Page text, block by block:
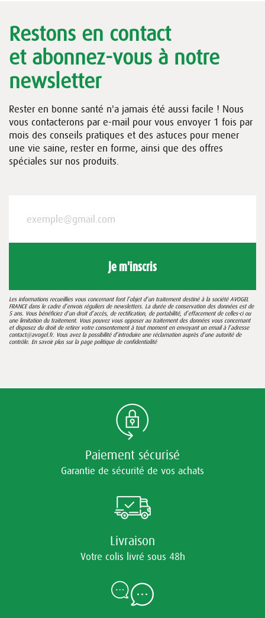
Restons en contact
et abonnez-vous à notre
newsletter
Rester en bonne santé n'a jamais été aussi facile ! Nous
vous contacterons par e-mail pour vous envoyer 1 fois par
mois des conseils pratiques et des astuces pour mener
une vie saine, rester en forme, ainsi que des offres
spéciales sur nos produits.
Je m'inscris
Les informations recueillies vous concernant font l’objet d’un traitement destiné à la société AVOGEL
FRANCE dans le cadre d’envois réguliers de newsletters. La durée de conservation des données est de
5 ans. Vous bénéficiez d’un droit d’accès, de rectification, de portabilité, d’effacement de celles-ci ou
une limitation du traitement. Vous pouvez vous opposer au traitement des données vous concernant
et disposez du droit de retirer votre consentement à tout moment en envoyant un email à l’adresse
contact@avogel.fr. Vous avez la possibilité d’introduire une réclamation auprès d’une autorité de
contrôle. En savoir plus sur la pagepolitique de confidentialité
Paiement sécurisé
Garantie de sécurité de vos achats
Livraison
Votre colis livré sous 48h